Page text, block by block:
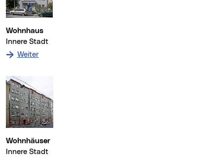
Wohnhaus
Innere Stadt
Weiter: zum Denkmal Wohnhaus
Wohnhäuser
Innere Stadt